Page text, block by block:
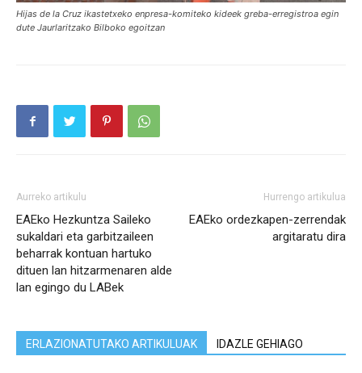
Hijas de la Cruz ikastetxeko enpresa-komiteko kideek greba-erregistroa egin
dute Jaurlaritzako Bilboko egoitzan
Aurreko artikulu
EAEko Hezkuntza Saileko
sukaldari eta garbitzaileen
beharrak kontuan hartuko
dituen lan hitzarmenaren alde
lan egingo du LABek
Hurrengo artikulua
EAEko ordezkapen-zerrendak
argitaratu dira
ERLAZIONATUTAKO ARTIKULUAK IDAZLE GEHIAGO